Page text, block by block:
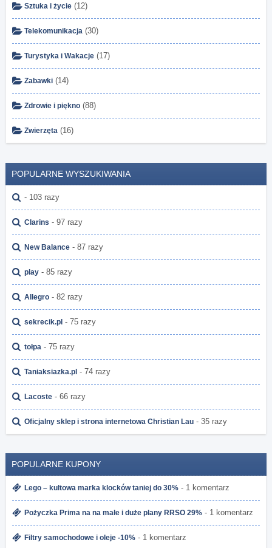
Sztuka i życie (12)
Telekomunikacja (30)
Turystyka i Wakacje (17)
Zabawki (14)
Zdrowie i piękno (88)
Zwierzęta (16)
POPULARNE WYSZUKIWANIA
- 103 razy
Clarins - 97 razy
New Balance - 87 razy
play - 85 razy
Allegro - 82 razy
sekrecik.pl - 75 razy
tołpa - 75 razy
Taniaksiazka.pl - 74 razy
Lacoste - 66 razy
Oficjalny sklep i strona internetowa Christian Lau - 35 razy
POPULARNE KUPONY
Lego – kultowa marka klocków taniej do 30% - 1 komentarz
Pożyczka Prima na na małe i duże plany RRSO 29% - 1 komentarz
Filtry samochodowe i oleje -10% - 1 komentarz